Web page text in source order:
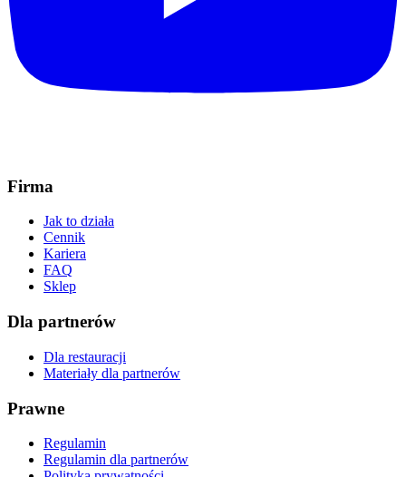
Firma
Jak to działa
Cennik
Kariera
FAQ
Sklep
Dla partnerów
Dla restauracji
Materiały dla partnerów
Prawne
Regulamin
Regulamin dla partnerów